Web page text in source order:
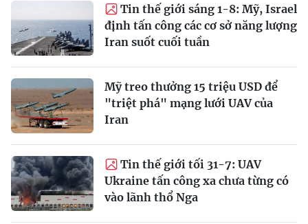
Tin thế giới sáng 1-8: Mỹ, Israel
định tấn công các cơ sở năng lượng
Iran suốt cuối tuần
Mỹ treo thưởng 15 triệu USD để
"triệt phá" mạng lưới UAV của
Iran
Tin thế giới tối 31-7: UAV
Ukraine tấn công xa chưa từng có
vào lãnh thổ Nga